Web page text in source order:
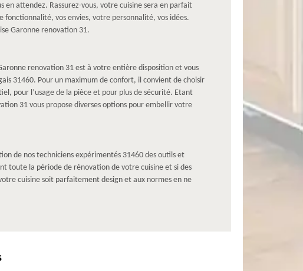
attendez. Rassurez-vous, votre cuisine sera en parfait
fonctionnalité, vos envies, votre personnalité, vos idées.
Garonne renovation 31.
renovation 31 est à votre entière disposition et vous
31460. Pour un maximum de confort, il convient de choisir
pour l’usage de la pièce et pour plus de sécurité. Etant
31 vous propose diverses options pour embellir votre
de nos techniciens expérimentés 31460 des outils et
toute la période de rénovation de votre cuisine et si des
cuisine soit parfaitement design et aux normes en ne